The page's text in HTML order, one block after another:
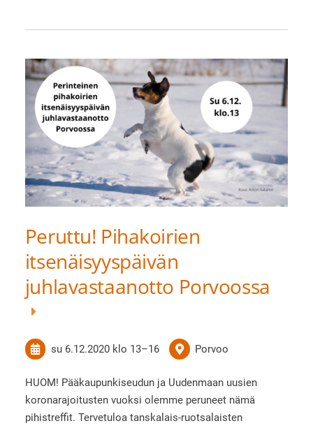
Peruttu! Pihakoirien
itsenäisyyspäivän
juhlavastaanotto Porvoossa
su 6.12.2020 klo 13–16 Porvoo
HUOM! Pääkaupunkiseudun ja Uudenmaan uusien
koronarajoitusten vuoksi olemme peruneet nämä
pihistreffit. Tervetuloa tanskalais-ruotsalaisten